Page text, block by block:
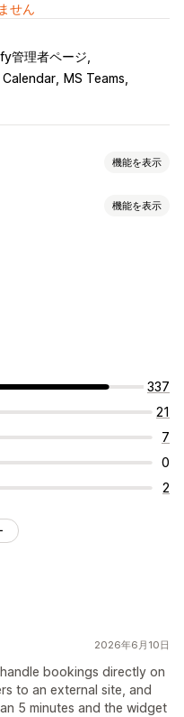
せん
管理者ページ
MS Teams
機能を表示
前払金
カスタムチケット
ンディング カスタムCSS
機能を表示
337
21
7
0
2
2026年6月10日
bookings directly on
to an external site, and
5 minutes and the widget